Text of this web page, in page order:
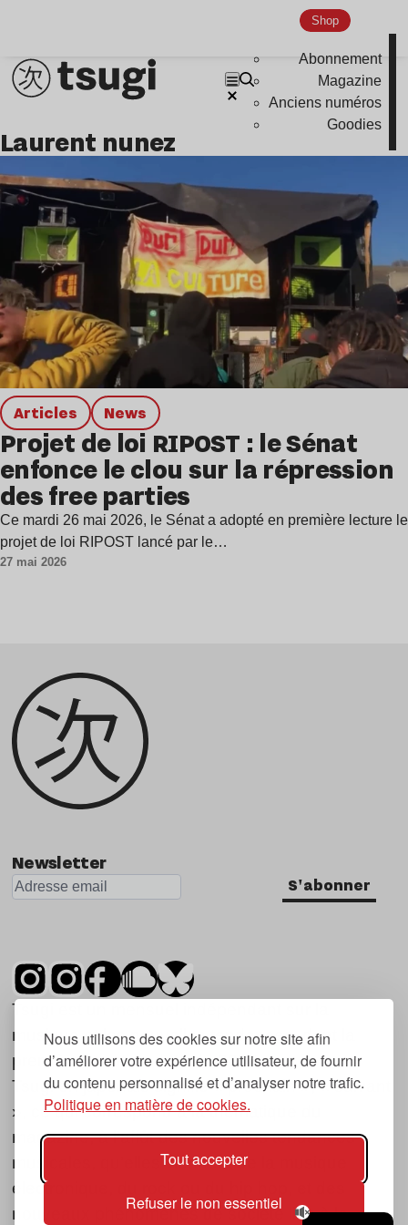
Nous utilisons des cookies sur notre site afin
d’améliorer votre expérience utilisateur, de fournir
du contenu personnalisé et d’analyser notre trafic.
Politique en matière de cookies.
Tout accepter
Refuser le non essentiel
Shop
Abonnement
Magazine
Anciens numéros
Goodies
Indie
laurent nunez
Articles news
Projet de loi RIPOST : le Sénat
enfonce le clou sur la répression
des free parties
Ce mardi 26 mai 2026, le Sénat a adopté en première lecture le
projet de loi RIPOST lancé par le…
27 mai 2026
Newsletter
S'abonner
Tsugi est un mensuel indépendant sur la
musique et les nouvelles tendances, dont la
première parution date de 2007.
Tsugi en japonais signifie « prochain », « suivant
», ce qui correspond à la thématique du
magazine, à l’affût des nouvelles tendances
musicales, qu’elles viennent de la musique
électronique, du rock ou du hip hop, et des
nouveaux phénomènes de société liés à la